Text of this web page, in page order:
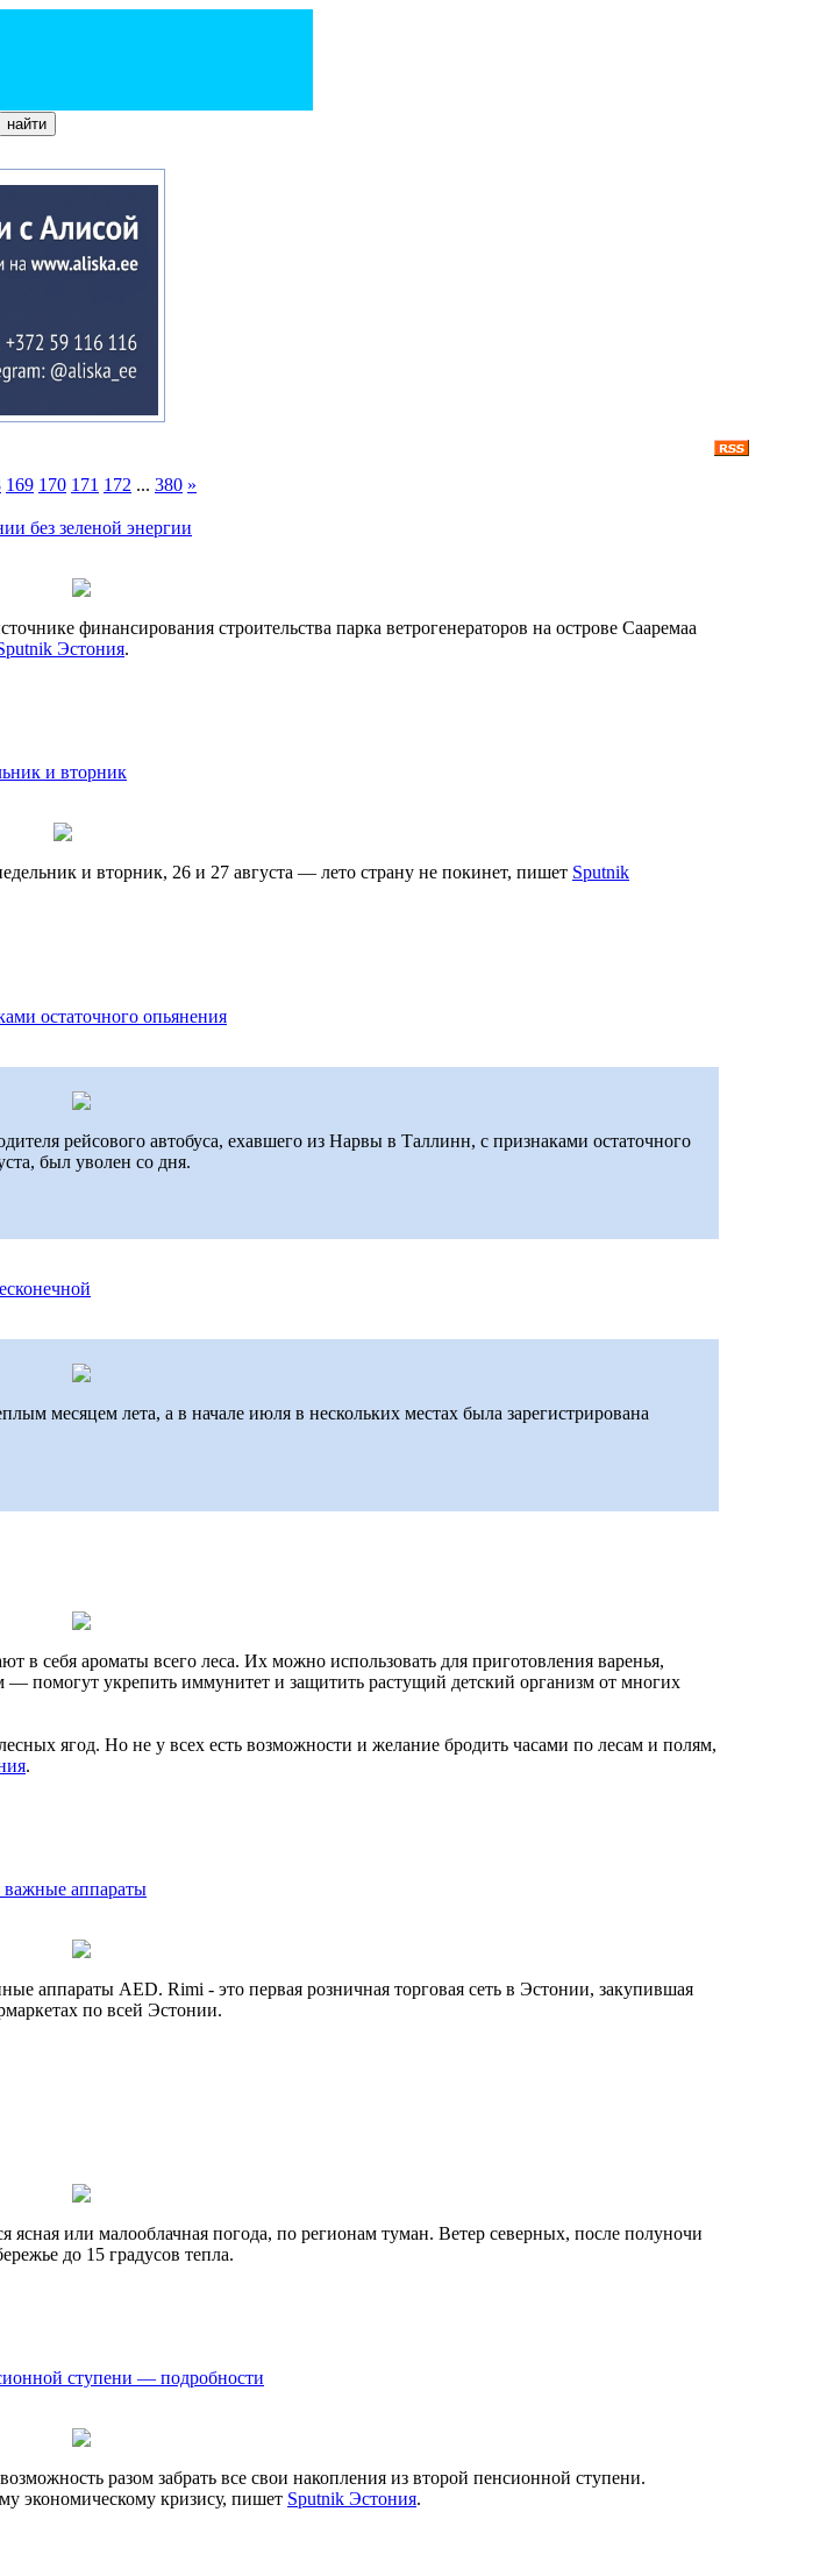
169 170 171 172 ... 380 »
без зеленой энергии
финансирования строительства парка ветрогенераторов на острове Сааремаа
Эстония.
и вторник
и вторник, 26 и 27 августа — лето страну не покинет, пишет Sputnik
остаточного опьянения
рейсового автобуса, ехавшего из Нарвы в Таллинн, с признаками остаточного
был уволен со дня.
месяцем лета, а в начале июля в нескольких местах была зарегистрирована
себя ароматы всего леса. Их можно использовать для приготовления варенья,
— помогут укрепить иммунитет и защитить растущий детский организм от многих
ягод. Но не у всех есть возможности и желание бродить часами по лесам и полям,
.
важные аппараты
аппараты AED. Rimi - это первая розничная торговая сеть в Эстонии, закупившая
по всей Эстонии.
или малооблачная погода, по регионам туман. Ветер северных, после полуночи
до 15 градусов тепла.
ступени — подробности
разом забрать все свои накопления из второй пенсионной ступени.
экономическому кризису, пишет Sputnik Эстония.